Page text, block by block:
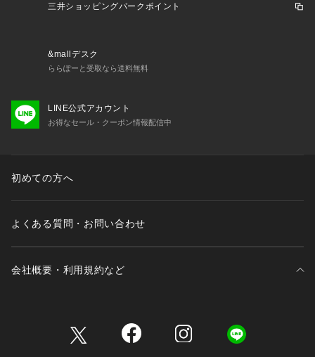
三井ショッピングパークポイント
&mallデスク
ららぽーと受取なら送料無料
LINE公式アカウント
お得なセール・クーポン情報配信中
初めての方へ
よくある質問・お問い合わせ
会社概要・利用規約など